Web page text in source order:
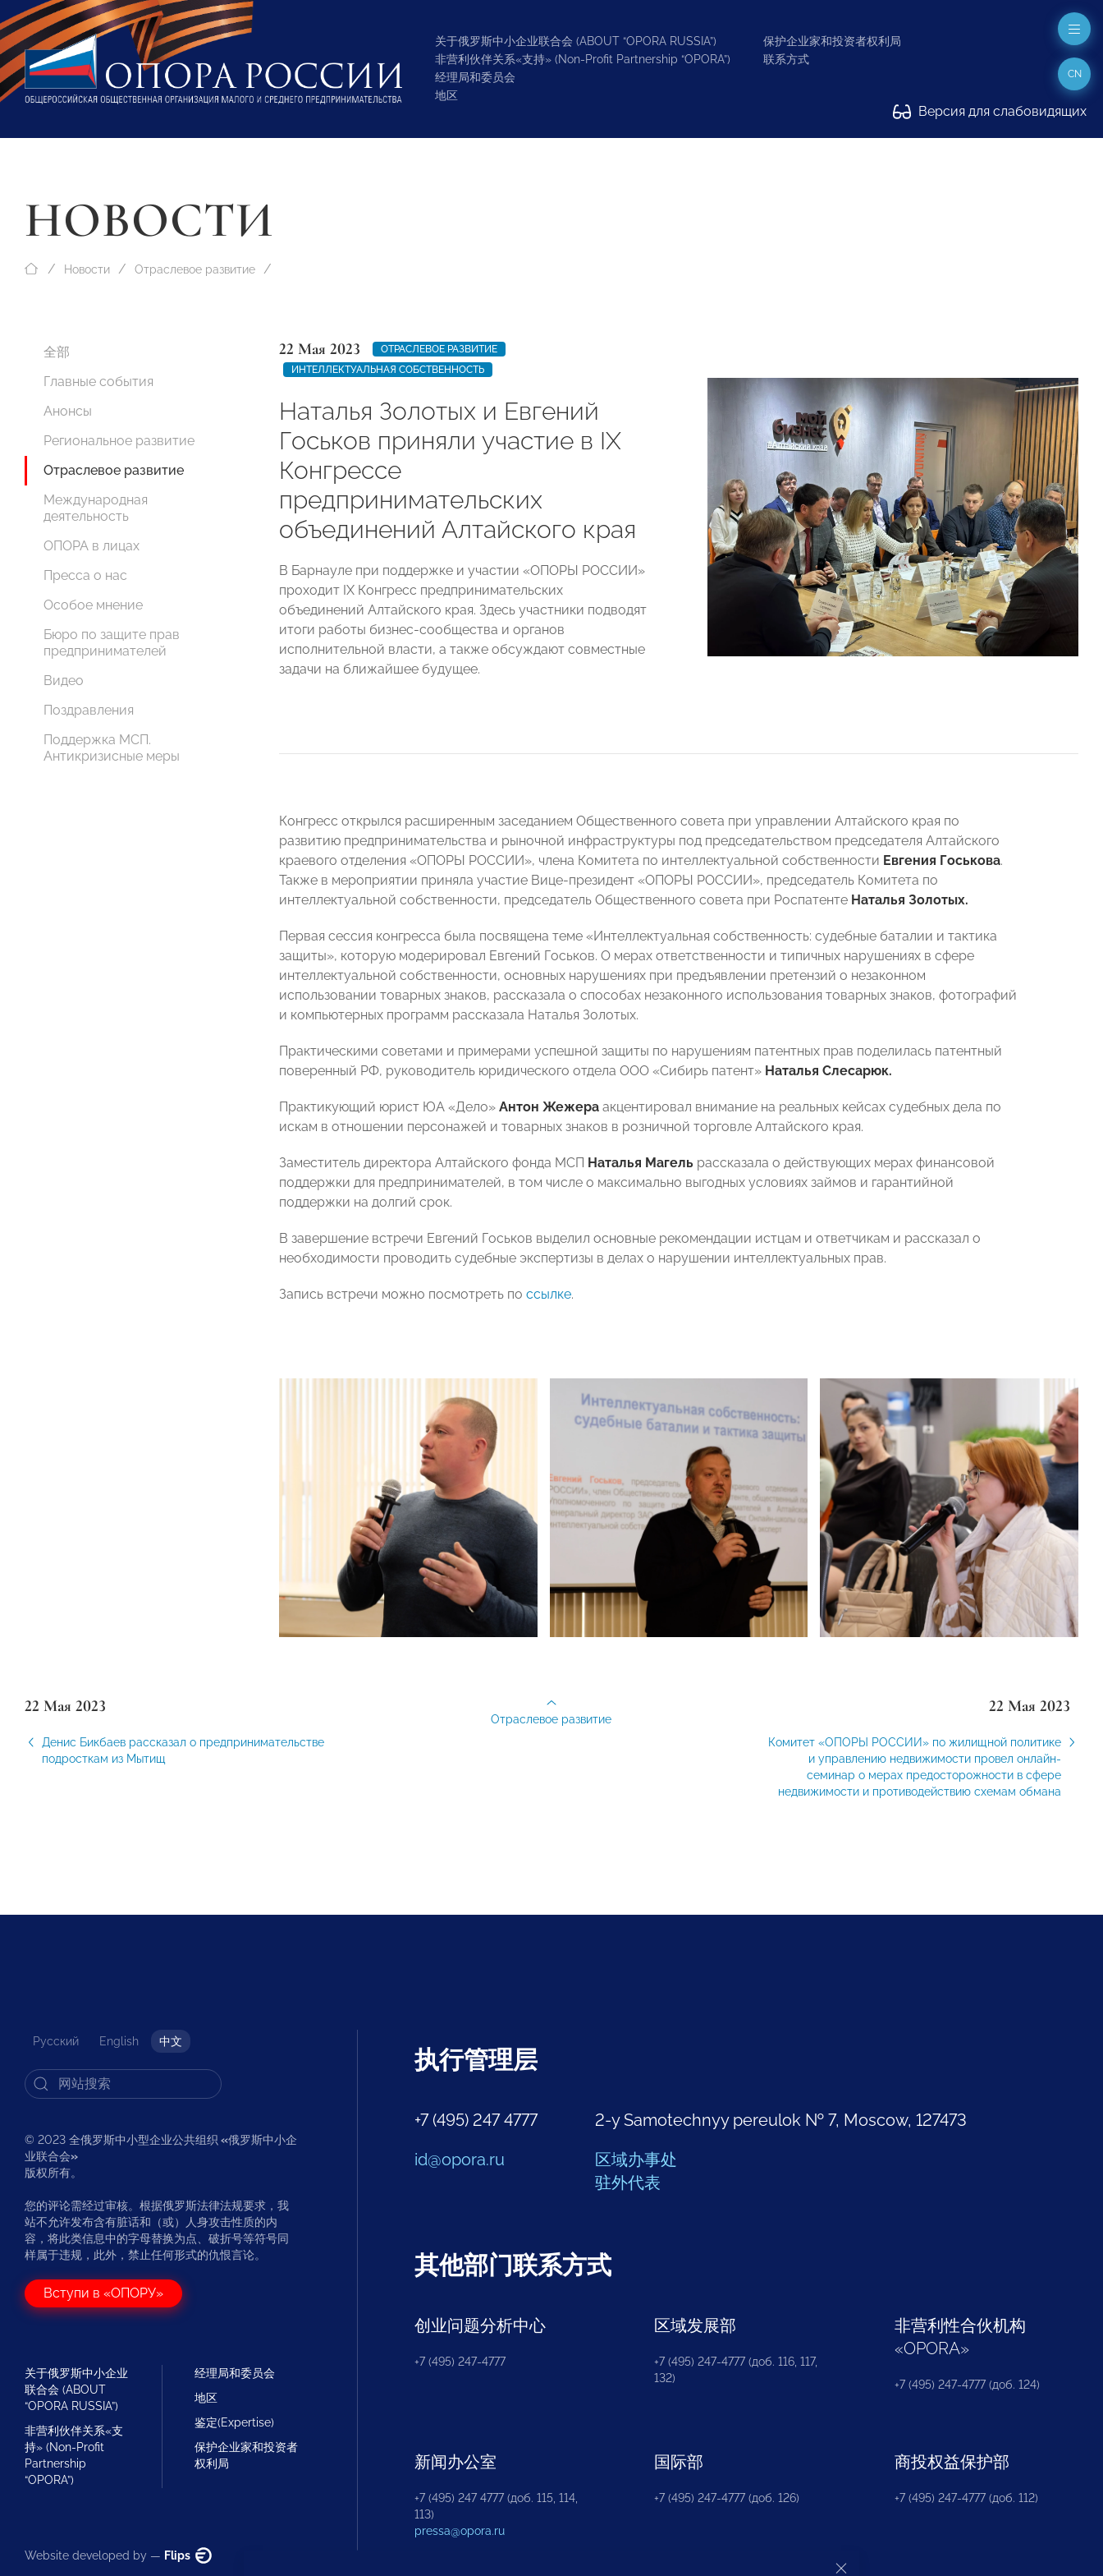
关于俄罗斯中小企业联合会 (ABOUT “OPORA RUSSIA”)
非营利伙伴关系«支持» (Non-Profit Partnership “OPORA”)
经理局和委员会
地区
保护企业家和投资者权利局
联系方式
Версия для слабовидящих
CN
НОВОСТИ
Новости Отраслевое развитие
全部
Главные события
Анонсы
Региональное развитие
Отраслевое развитие
Международная
деятельность
ОПОРА в лицах
Пресса о нас
Особое мнение
Бюро по защите прав
предпринимателей
Видео
Поздравления
Поддержка МСП.
Антикризисные меры
22 Мая 2023
ОТРАСЛЕВОЕ РАЗВИТИЕ
ИНТЕЛЛЕКТУАЛЬНАЯ СОБСТВЕННОСТЬ
Наталья Золотых и Евгений
Госьков приняли участие в IX
Конгрессе
предпринимательских
объединений Алтайского края
В Барнауле при поддержке и участии «ОПОРЫ РОССИИ»
проходит IX Конгресс предпринимательских
объединений Алтайского края. Здесь участники подводят
итоги работы бизнес-сообщества и органов
исполнительной власти, а также обсуждают совместные
задачи на ближайшее будущее.
Конгресс открылся расширенным заседанием Общественного совета при управлении Алтайского края по
развитию предпринимательства и рыночной инфраструктуры под председательством председателя Алтайского
краевого отделения «ОПОРЫ РОССИИ», члена Комитета по интеллектуальной собственности Евгения Госькова.
Также в мероприятии приняла участие Вице-президент «ОПОРЫ РОССИИ», председатель Комитета по
интеллектуальной собственности, председатель Общественного совета при Роспатенте Наталья Золотых.
Первая сессия конгресса была посвящена теме «Интеллектуальная собственность: судебные баталии и тактика
защиты», которую модерировал Евгений Госьков. О мерах ответственности и типичных нарушениях в сфере
интеллектуальной собственности, основных нарушениях при предъявлении претензий о незаконном
использовании товарных знаков, рассказала о способах незаконного использования товарных знаков, фотографий
и компьютерных программ рассказала Наталья Золотых.
Практическими советами и примерами успешной защиты по нарушениям патентных прав поделилась патентный
поверенный РФ, руководитель юридического отдела ООО «Сибирь патент» Наталья Слесарюк.
Практикующий юрист ЮА «Дело» Антон Жежера акцентировал внимание на реальных кейсах судебных дела по
искам в отношении персонажей и товарных знаков в розничной торговле Алтайского края.
Заместитель директора Алтайского фонда МСП Наталья Магель рассказала о действующих мерах финансовой
поддержки для предпринимателей, в том числе о максимально выгодных условиях займов и гарантийной
поддержки на долгий срок.
В завершение встречи Евгений Госьков выделил основные рекомендации истцам и ответчикам и рассказал о
необходимости проводить судебные экспертизы в делах о нарушении интеллектуальных прав.
Запись встречи можно посмотреть по ссылке.
22 Мая 2023
Денис Бикбаев рассказал о предпринимательстве
подросткам из Мытищ
22 Мая 2023
Комитет «ОПОРЫ РОССИИ» по жилищной политике
и управлению недвижимости провел онлайн-
семинар о мерах предосторожности в сфере
недвижимости и противодействию схемам обмана
Отраслевое развитие
Русский English 中文
© 2023 全俄罗斯中小型企业公共组织 «俄罗斯中小企
业联合会»
版权所有。
您的评论需经过审核。根据俄罗斯法律法规要求，我
站不允许发布含有脏话和（或）人身攻击性质的内
容，将此类信息中的字母替换为点、破折号等符号同
样属于违规，此外，禁止任何形式的仇恨言论。
Вступи в «ОПОРУ»
关于俄罗斯中小企业
联合会 (ABOUT
“OPORA RUSSIA”)
非营利伙伴关系«支
持» (Non-Profit
Partnership
“OPORA”)
经理局和委员会
地区
鉴定(Expertise)
保护企业家和投资者
权利局
Website developed by — Flips
执行管理层
+7 (495) 247 4777
id@opora.ru
2-y Samotechnyy pereulok № 7, Moscow, 127473
区域办事处
驻外代表
其他部门联系方式
创业问题分析中心
+7 (495) 247-4777
区域发展部
+7 (495) 247-4777 (доб. 116, 117,
132)
非营利性合伙机构
«OPORA»
+7 (495) 247-4777 (доб. 124)
新闻办公室
+7 (495) 247 4777 (доб. 115, 114,
113)
pressa@opora.ru
国际部
+7 (495) 247-4777 (доб. 126)
商投权益保护部
+7 (495) 247-4777 (доб. 112)